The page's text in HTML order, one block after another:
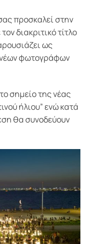
προσκαλεί στην
διακριτικό τίτλο
ως
νέων φωτογράφων
σημείο της νέας
ήλιου” ενώ κατά
θα συνοδεύουν